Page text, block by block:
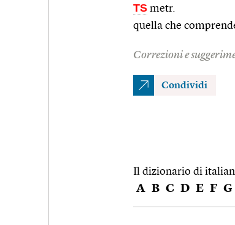
TS metr.
quella che
Correzioni e
Condividi
Il dizionario di
A B C D E F G